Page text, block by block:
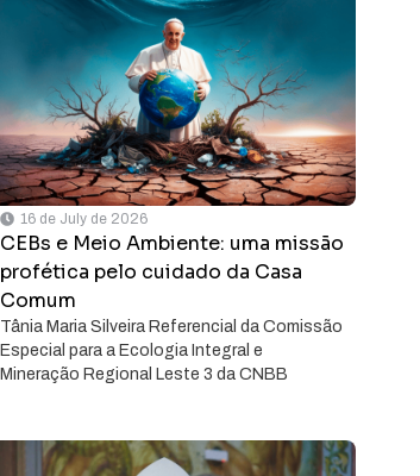
16 de July de 2026
CEBs e Meio Ambiente: uma missão
profética pelo cuidado da Casa
Comum
Tânia Maria Silveira Referencial da Comissão
Especial para a Ecologia Integral e
Mineração Regional Leste 3 da CNBB